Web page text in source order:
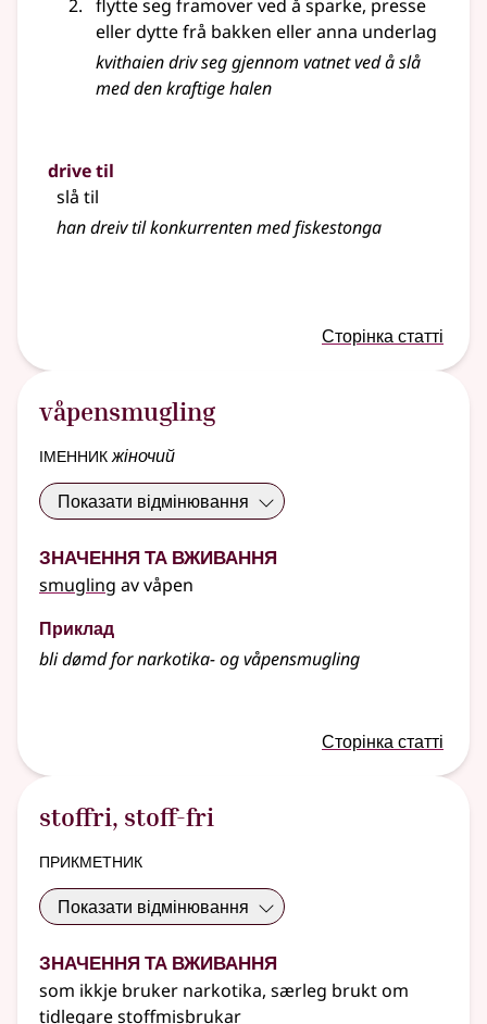
flytte seg framover ved å sparke, presse
eller dytte frå bakken eller anna underlag
kvithaien driv seg gjennom vatnet ved å slå
med den kraftige halen
drive til
slå til
han dreiv til konkurrenten med fiskestonga
Сторінка статті
våpensmugling
іменникжіночий
Показати відмінювання
Значення та вживання
smugling av våpen
Приклад
bli dømd for narkotika- og våpensmugling
Сторінка статті
stoffri, stoff-fri
прикметник
Показати відмінювання
Значення та вживання
som ikkje bruker narkotika, særleg brukt om
tidlegare stoffmisbrukar